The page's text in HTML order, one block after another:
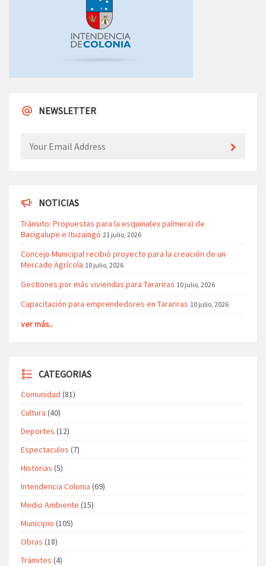
NEWSLETTER
NOTICIAS
Tránsito: Propuestas para la esquina(ex palmera) de
Bacigalupe e Ituzaingó 21 julio, 2026
Concejo Municipal recibió proyecto para la creación de un
Mercado Agrícola 10 julio, 2026
Gestiones por más viviendas para Tarariras 10 julio, 2026
Capacitación para emprendedores en Tarariras 10 julio, 2026
ver más..
CATEGORIAS
Comunidad (81)
Cultura (40)
Deportes (12)
Espectaculos (7)
Historias (5)
Intendencia Colonia (69)
Medio Ambiente (15)
Municipio (105)
Obras (18)
Trámites (4)